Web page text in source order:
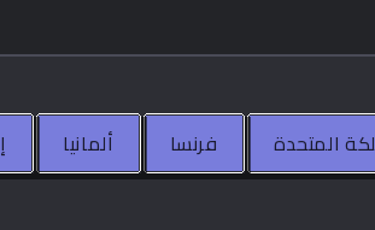
المتحدة فرنسا ألمانيا